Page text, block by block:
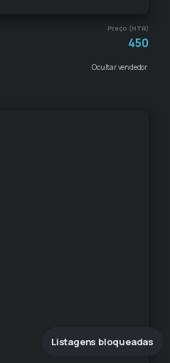
Preço (HTR)
450
Ocultar vendedor
Listagens bloqueadas